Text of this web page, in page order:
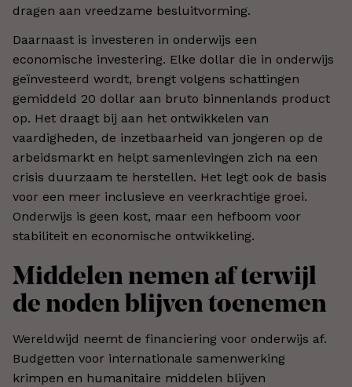
dragen aan vreedzame besluitvorming.
Daarnaast is investeren in onderwijs een
economische investering. Elke dollar die in onderwijs
geïnvesteerd wordt, brengt volgens schattingen
gemiddeld 20 dollar aan bruto binnenlands product
op. Het draagt bij aan het ontwikkelen van
vaardigheden, de inzetbaarheid van jongeren op de
arbeidsmarkt en helpt samenlevingen zich na een
crisis duurzaam te herstellen. Het legt ook de basis
voor een meer inclusieve en veerkrachtige groei.
Onderwijs is geen kost, maar een hefboom voor
stabiliteit en economische ontwikkeling.
Middelen nemen af terwijl
de noden blijven toenemen
Wereldwijd neemt de financiering voor onderwijs af.
Budgetten voor internationale samenwerking
krimpen en humanitaire middelen blijven